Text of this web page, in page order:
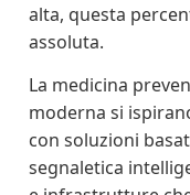
alta, questa
assoluta.
La medicina
moderna si
con soluzioni
segnaletica